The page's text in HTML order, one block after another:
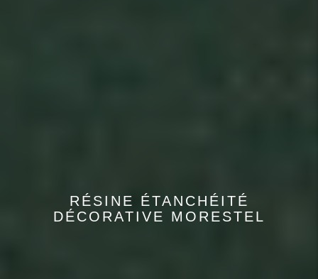
RÉSINE ÉTANCHÉITÉ
DÉCORATIVE MORESTEL